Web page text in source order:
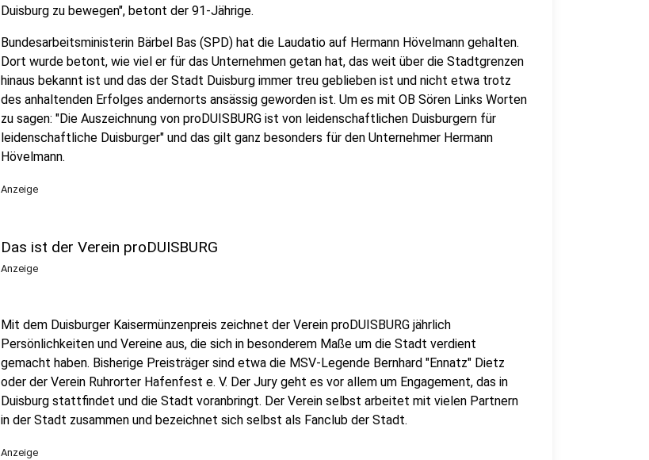
Duisburg zu bewegen", betont der 91-Jährige.
Bundesarbeitsministerin Bärbel Bas (SPD) hat die Laudatio auf Hermann Hövelmann gehalten.
Dort wurde betont, wie viel er für das Unternehmen getan hat, das weit über die Stadtgrenzen
hinaus bekannt ist und das der Stadt Duisburg immer treu geblieben ist und nicht etwa trotz
des anhaltenden Erfolges andernorts ansässig geworden ist. Um es mit OB Sören Links Worten
zu sagen: "Die Auszeichnung von proDUISBURG ist von leidenschaftlichen Duisburgern für
leidenschaftliche Duisburger" und das gilt ganz besonders für den Unternehmer Hermann
Hövelmann.
Anzeige
Das ist der Verein proDUISBURG
Anzeige
Mit dem Duisburger Kaisermünzenpreis zeichnet der Verein proDUISBURG jährlich
Persönlichkeiten und Vereine aus, die sich in besonderem Maße um die Stadt verdient
gemacht haben. Bisherige Preisträger sind etwa die MSV-Legende Bernhard "Ennatz" Dietz
oder der Verein Ruhrorter Hafenfest e. V. Der Jury geht es vor allem um Engagement, das in
Duisburg stattfindet und die Stadt voranbringt. Der Verein selbst arbeitet mit vielen Partnern
in der Stadt zusammen und bezeichnet sich selbst als Fanclub der Stadt.
Anzeige